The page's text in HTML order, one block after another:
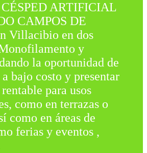
CÉSPED ARTIFICIAL
CAMPOS DE
Villacibio en dos
y
la oportunidad de
bajo costo y presentar
para usos
como en terrazas o
como en áreas de
ferias y eventos ,